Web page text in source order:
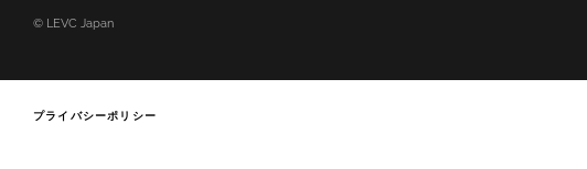
© LEVC Japan
プライバシーポリシー